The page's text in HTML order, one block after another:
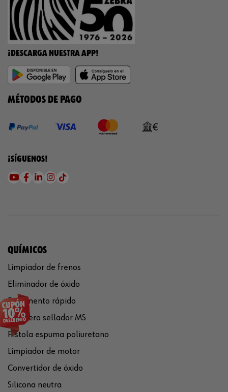
¡DESCARGA NUESTRA APP!
MÉTODOS DE PAGO
¡SÍGUENOS!
QUÍMICOS
Limpiador de frenos
Eliminador de óxido
Pegamento rápido
Polímero sellador MS
Pistola espuma poliuretano
Limpiador de motor
Convertidor de óxido
Silicona neutra